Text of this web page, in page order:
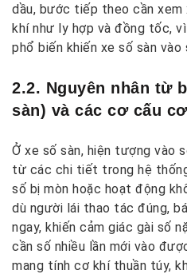
dầu, bước tiếp theo cần
khí như ly hợp và đồng tốc,
phổ biến khiến xe số sàn vào
2.2. Nguyên nhân từ
sàn) và các cơ cấu
Ở xe số sàn, hiện tượng vào
từ các chi tiết trong hệ
số bị mòn hoặc hoạt động
dù người lái thao tác đúng,
ngay, khiến cảm giác gài số
cần số nhiều lần mới vào
mang tính cơ khí thuần túy,